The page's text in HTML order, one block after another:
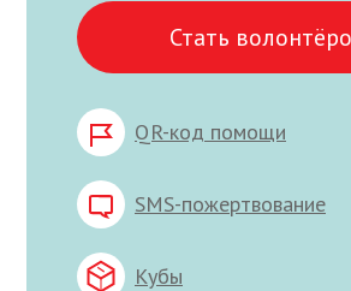
Стать
QR-код помощи
SMS-пожертвование
Кубы